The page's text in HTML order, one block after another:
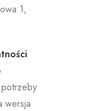
1,
wersja